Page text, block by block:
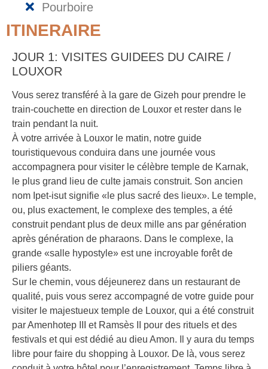
Pourboire
ITINERAIRE
JOUR 1: VISITES GUIDEES DU CAIRE /
LOUXOR
Vous serez transféré à la gare de Gizeh pour prendre le
train-couchette en direction de Louxor et rester dans le
train pendant la nuit.
À votre arrivée à Louxor le matin, notre guide
touristiquevous conduira dans une journée vous
accompagnera pour visiter le célèbre temple de Karnak,
le plus grand lieu de culte jamais construit. Son ancien
nom Ipet-isut signifie «le plus sacré des lieux». Le temple,
ou, plus exactement, le complexe des temples, a été
construit pendant plus de deux mille ans par génération
après génération de pharaons. Dans le complexe, la
grande «salle hypostyle» est une incroyable forêt de
piliers géants.
Sur le chemin, vous déjeunerez dans un restaurant de
qualité, puis vous serez accompagné de votre guide pour
visiter le majestueux temple de Louxor, qui a été construit
par Amenhotep III et Ramsès II pour des rituels et des
festivals et qui est dédié au dieu Amon. Il y aura du temps
libre pour faire du shopping à Louxor. De là, vous serez